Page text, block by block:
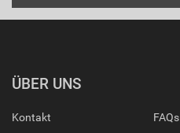
ÜBER UNS
Kontakt FAQs